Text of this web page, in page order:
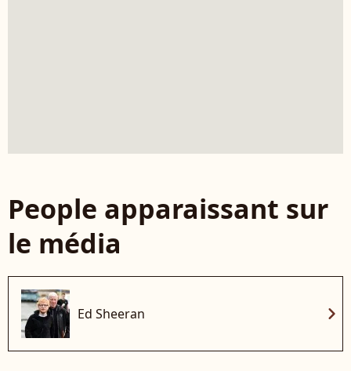
People apparaissant sur
le média
Ed Sheeran chevron_right